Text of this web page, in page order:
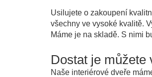
Usilujete o zakoupení
všechny ve vysoké kvalitě.
Máme je na skladě. S nimi
Dostat je můžete
Naše interiérové dveře